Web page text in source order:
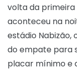
volta da
aconteceu na
estádio Nabizão,
do empate para
placar mínimo e